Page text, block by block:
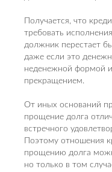
Получается, что
требовать
должник перестает
даже если это
неденежной формой
прекращением.
От иных оснований
прощение долга
встречного
Поэтому отношения
прощению долга
но только в том